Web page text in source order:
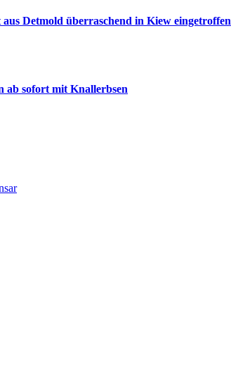
Detmold überraschend in Kiew eingetroffen
ab sofort mit Knallerbsen